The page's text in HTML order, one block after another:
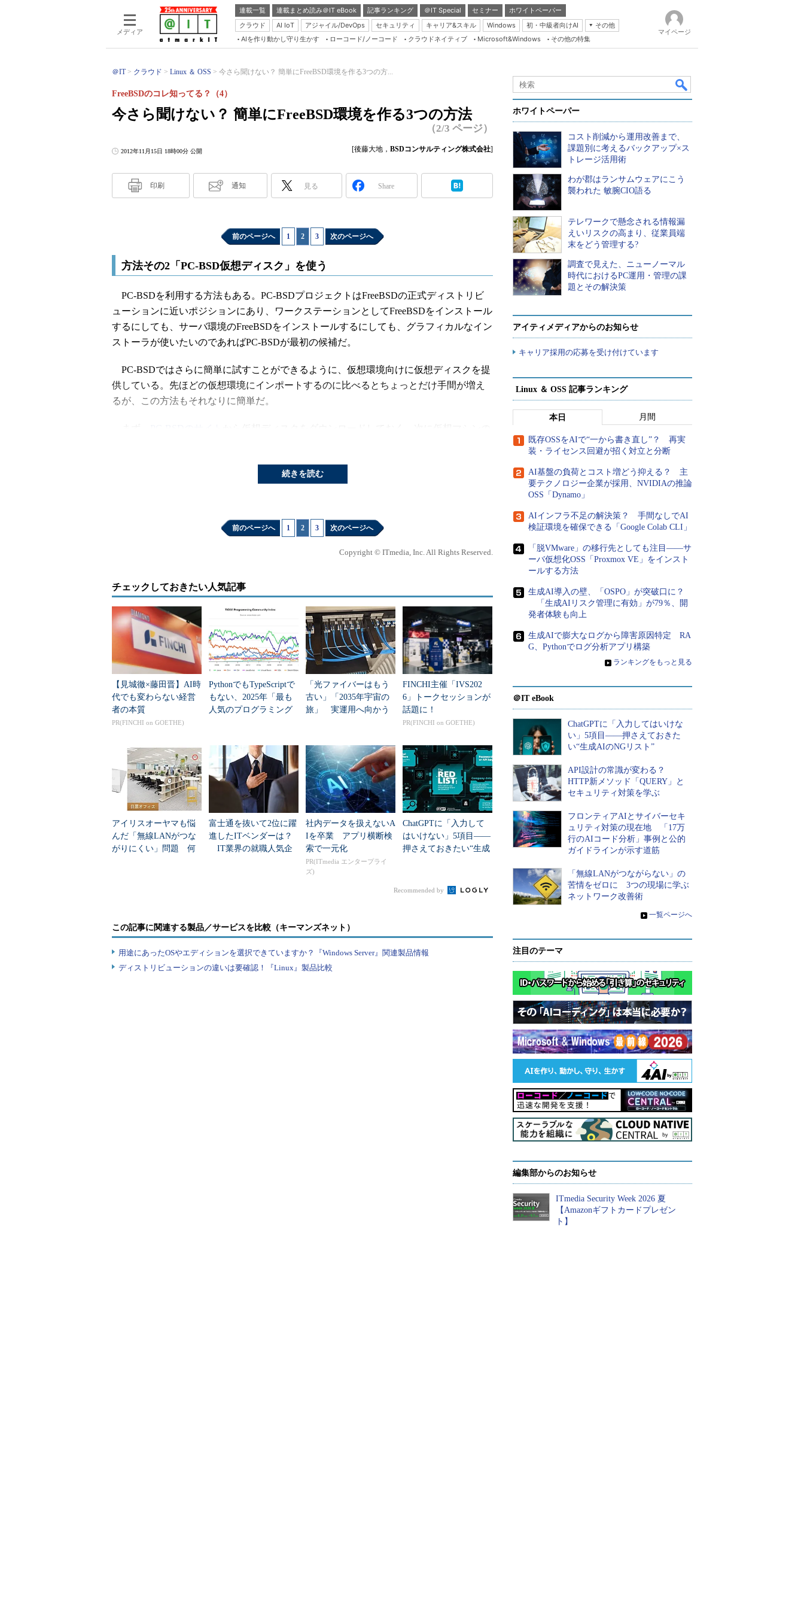
メディア
連載一覧 連載まとめ読み＠IT eBook 記事ランキング ＠IT Special セミナー
ホワイトペーパー
クラウド
AI IoT アジャイル/DevOps セキュリティ キャリア&スキル Windows 初・中級者向けAI
その他
Server & Storage
Java Agile
Database Expert
Master of IP Network
Security & Trust
AIを作り動かし守り生かす ローコード/ノーコード クラウドネイティブ Microsoft&Windows その他の特集
マイページ
＠IT クラウド Linux ＆ OSS 今さら聞けない？ 簡単にFreeBSD環境を作る3つの方...
今さら聞けない？ 簡単にFreeBSD環境を作る3つの方法
FreeBSDのコレ知ってる？（4）
（2/3 ページ）
2012年11月15日 18時00分 公開 [後藤大地， BSDコンサルティング株式会社]
印刷 通知 見る Share
前のページへ 1 2 3 次のページへ
方法その2「PC-BSD仮想ディスク」を使う
PC-BSDを利用する方法もある。PC-BSDプロジェクトはFreeBSDの正式ディストリビ
ューションに近いポジションにあり、ワークステーションとしてFreeBSDをインストール
するにしても、サーバ環境のFreeBSDをインストールするにしても、グラフィカルなイン
ストーラが使いたいのであればPC-BSDが最初の候補だ。
PC-BSDではさらに簡単に試すことができるように、仮想環境向けに仮想ディスクを提
供している。先ほどの仮想環境にインポートするのに比べるとちょっとだけ手間が増え
るが、この方法もそれなりに簡単だ。
仮想環境に割り当てるメモリ量として1GBを指定する。
続きを読む
前のページへ 1 2 3 次のページへ
Copyright © ITmedia, Inc. All Rights Reserved.
チェックしておきたい人気記事
【見城徹×藤田晋】AI時
代でも変わらない経営
者の本質
PR(FINCHI on GOETHE)
PythonでもTypeScriptで
もない、2025年「最も
人気のプログラミング
「光ファイバーはもう
古い」「2035年宇宙の
旅」 実運用へ向かう
FINCHI主催「IVS202
6」トークセッションが
話題に！
PR(FINCHI on GOETHE)
アイリスオーヤマも悩
んだ「無線LANがつな
がりにくい」問題 何
富士通を抜いて2位に躍
進したITベンダーは？
IT業界の就職人気企
社内データを扱えないA
Iを卒業 アプリ横断検
索で一元化
PR(ITmedia エンタープライ
ズ)
ChatGPTに「入力して
はいけない」5項目――
押さえておきたい“生成
Recommended by
この記事に関連する製品／サービスを比較（キーマンズネット）
用途にあったOSやエディションを選択できていますか？『Windows Server』関連製品情報
ディストリビューションの違いは要確認！『Linux』製品比較
ホワイトペーパー
コスト削減から運用改善まで、
課題別に考えるバックアップ×ス
トレージ活用術
わが郡はランサムウェアにこう
襲われた 敏腕CIO語る
テレワークで懸念される情報漏
えいリスクの高まり、従業員端
末をどう管理する?
調査で見えた、ニューノーマル
時代におけるPC運用・管理の課
題とその解決策
アイティメディアからのお知らせ
キャリア採用の応募を受け付けています
Linux ＆ OSS 記事ランキング
本日 月間
既存OSSをAIで“一から書き直し”？ 再実
装・ライセンス回避が招く対立と分断
AI基盤の負荷とコスト増どう抑える？ 主
要テクノロジー企業が採用、NVIDIAの推論
OSS「Dynamo」
AIインフラ不足の解決策？ 手間なしでAI
検証環境を確保できる「Google Colab CLI」
「脱VMware」の移行先としても注目――サ
ーバ仮想化OSS「Proxmox VE」をインスト
ールする方法
生成AI導入の壁、「OSPO」が突破口に？
「生成AIリスク管理に有効」が79％、開
発者体験も向上
生成AIで膨大なログから障害原因特定 RA
G、Pythonでログ分析アプリ構築
» ランキングをもっと見る
＠IT eBook
ChatGPTに「入力してはいけな
い」5項目――押さえておきた
い“生成AIのNGリスト”
API設計の常識が変わる？
HTTP新メソッド「QUERY」と
セキュリティ対策を学ぶ
フロンティアAIとサイバーセキ
ュリティ対策の現在地 「17万
行のAIコード分析」事例と公的
ガイドラインが示す道筋
「無線LANがつながらない」の
苦情をゼロに 3つの現場に学ぶ
ネットワーク改善術
» 一覧ページへ
注目のテーマ
編集部からのお知らせ
ITmedia Security Week 2026 夏
【Amazonギフトカードプレゼン
ト】